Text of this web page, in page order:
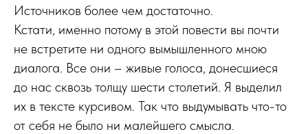
Источников более чем достаточно.
Кстати, именно потому в этой повести вы почти
не встретите ни одного вымышленного мною
диалога. Все они – живые голоса, донесшиеся
до нас сквозь толщу шести столетий. Я выделил
их в тексте курсивом. Так что выдумывать что-то
от себя не было ни малейшего смысла.